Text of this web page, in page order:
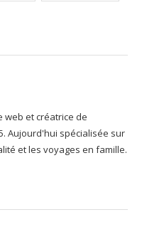
web et créatrice de
Aujourd'hui spécialisée sur
et les voyages en famille.